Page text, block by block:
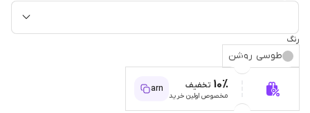
رنگ
طوسی روشن
10% تخفیف
مخصوص اولین خرید
arn